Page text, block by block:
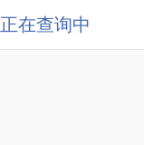
正在查询中